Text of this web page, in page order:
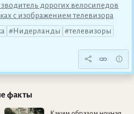
дорогих велосипедов
с изображением телевизора
Нидерланды
телевизоры
факты